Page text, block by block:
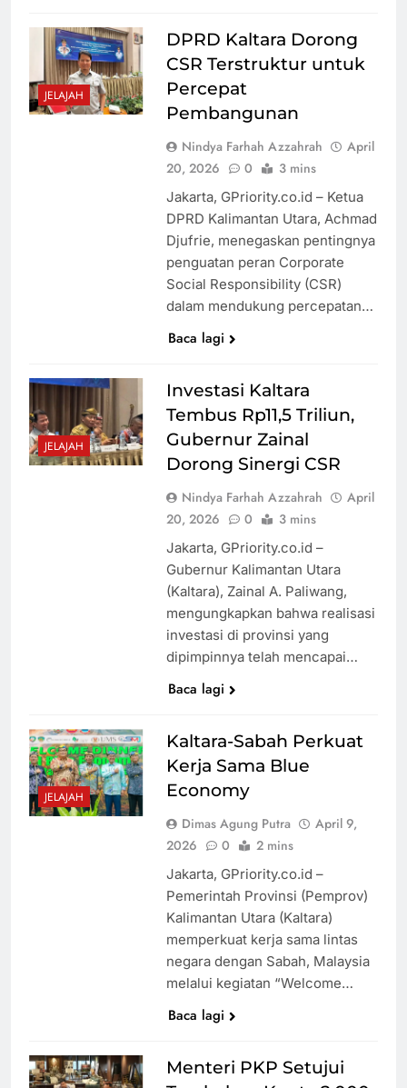
JELAJAH
DPRD Kaltara Dorong
CSR Terstruktur untuk
Percepat
Pembangunan
Nindya Farhah Azzahrah
April
20, 2026
0 3 mins
Jakarta, GPriority.co.id – Ketua
DPRD Kalimantan Utara, Achmad
Djufrie, menegaskan pentingnya
penguatan peran Corporate
Social Responsibility (CSR)
dalam mendukung percepatan…
Baca lagi
JELAJAH
Investasi Kaltara
Tembus Rp11,5 Triliun,
Gubernur Zainal
Dorong Sinergi CSR
Nindya Farhah Azzahrah
April
20, 2026
0 3 mins
Jakarta, GPriority.co.id –
Gubernur Kalimantan Utara
(Kaltara), Zainal A. Paliwang,
mengungkapkan bahwa realisasi
investasi di provinsi yang
dipimpinnya telah mencapai…
Baca lagi
JELAJAH
Kaltara-Sabah Perkuat
Kerja Sama Blue
Economy
Dimas Agung Putra
April 9,
2026
0 2 mins
Jakarta, GPriority.co.id –
Pemerintah Provinsi (Pemprov)
Kalimantan Utara (Kaltara)
memperkuat kerja sama lintas
negara dengan Sabah, Malaysia
melalui kegiatan “Welcome…
Baca lagi
Menteri PKP Setujui